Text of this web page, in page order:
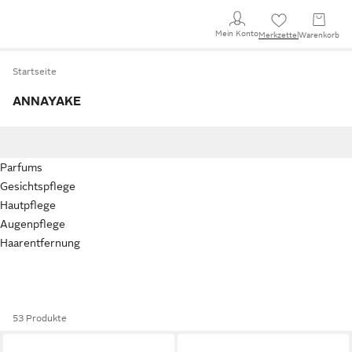
Mein KontoMerkzettel Warenkorb
Startseite
ANNAYAKE
Parfums
Gesichtspflege
Hautpflege
Augenpflege
Haarentfernung
53 Produkte